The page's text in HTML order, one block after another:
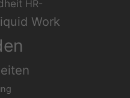
HR-
Work